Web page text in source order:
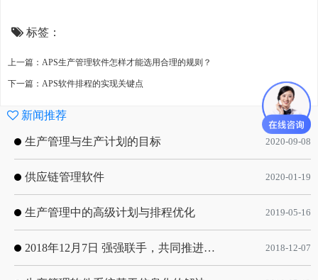
标签：
上一篇：APS生产管理软件怎样才能选用合理的规则？
下一篇：APS软件排程的实现关键点
新闻推荐
生产管理与生产计划的目标 2020-09-08
供应链管理软件 2020-01-19
生产管理中的高级计划与排程优化 2019-05-16
2018年12月7日 强强联手，共同推进电子器件领域APS应用典范 风华高科生产自动化工业互联网应用项目-APS项目启动会 2018-12-07